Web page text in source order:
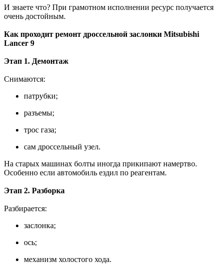
И знаете что? При грамотном исполнении ресурс получается
очень достойным.
Как проходит ремонт дроссельной заслонки Mitsubishi
Lancer 9
Этап 1. Демонтаж
Снимаются:
патрубки;
разъемы;
трос газа;
сам дроссельный узел.
На старых машинах болты иногда прикипают намертво.
Особенно если автомобиль ездил по реагентам.
Этап 2. Разборка
Разбирается:
заслонка;
ось;
механизм холостого хода.